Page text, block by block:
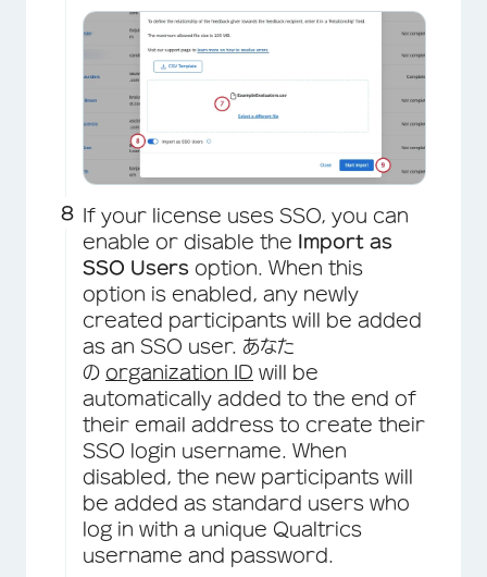
If your license uses SSO, you can
enable or disable the Import as
SSO Users option. When this
option is enabled, any newly
created participants will be added
as an SSO user. あなた
の organization ID will be
automatically added to the end of
their email address to create their
SSO login username. When
disabled, the new participants will
be added as standard users who
log in with a unique Qualtrics
username and password.